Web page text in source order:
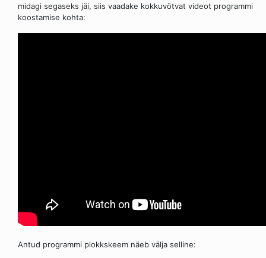
midagi segaseks jäi, siis vaadake kokkuvõtvat videot programmi
koostamise kohta:
Antud programmi plokkskeem näeb välja selline: